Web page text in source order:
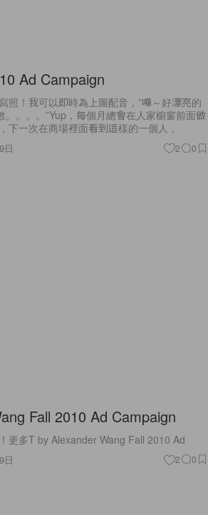
Ad Campaign
照！我可以即時為上圖配音，”嘩～好漂亮的
。。。。”Yup，每個月總會在人家櫥窗前面做
下一次在商場裡面看到這樣的一個人，
日 2 0
Fall 2010 Ad Campaign
更多T by Alexander Wang Fall 2010 Ad
日 2 0